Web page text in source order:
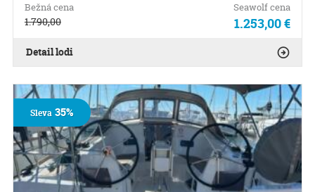
Bežná cena
1.790,00
Seawolf cena
1.253,00 €
Detail lodi
Sleva35%